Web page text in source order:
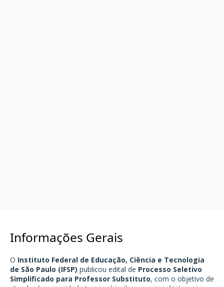
Informações Gerais
O Instituto Federal de Educação, Ciência e Tecnologia
de São Paulo (IFSP) publicou edital de Processo Seletivo
Simplificado para Professor Substituto, com o objetivo de